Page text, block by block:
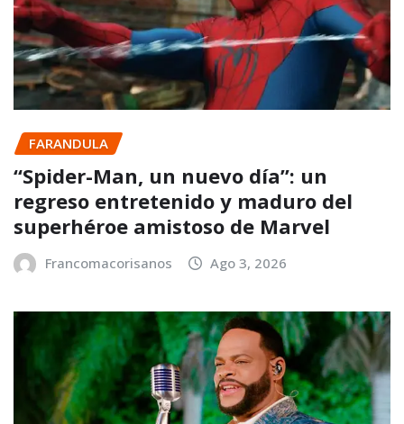
FARANDULA
“Spider-Man, un nuevo día”: un
regreso entretenido y maduro del
superhéroe amistoso de Marvel
Francomacorisanos Ago 3, 2026